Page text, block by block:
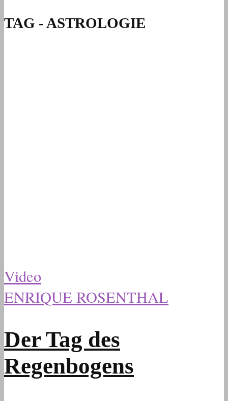
TAG - ASTROLOGIE
Video
ENRIQUE ROSENTHAL
Der Tag des
Regenbogens